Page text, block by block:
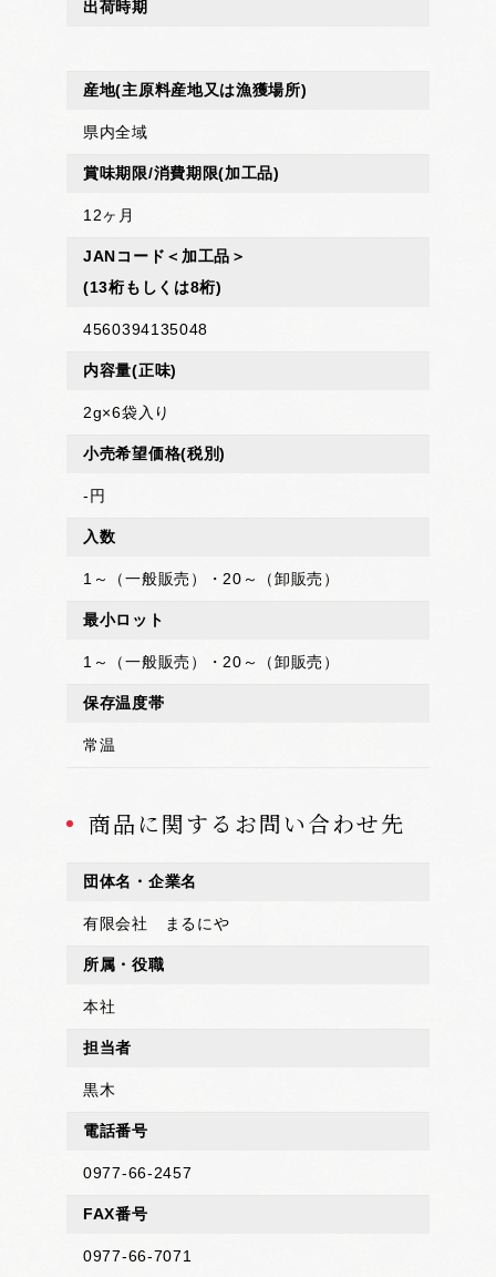
出荷時期
産地(主原料産地又は漁獲場所)
県内全域
賞味期限/消費期限(加工品)
12ヶ月
JANコード＜加工品＞
(13桁もしくは8桁)
4560394135048
内容量(正味)
2g×6袋入り
小売希望価格(税別)
-円
入数
1～（一般販売）・20～（卸販売）
最小ロット
1～（一般販売）・20～（卸販売）
保存温度帯
常温
商品に関するお問い合わせ先
団体名・企業名
有限会社 まるにや
所属・役職
本社
担当者
黒木
電話番号
0977-66-2457
FAX番号
0977-66-7071